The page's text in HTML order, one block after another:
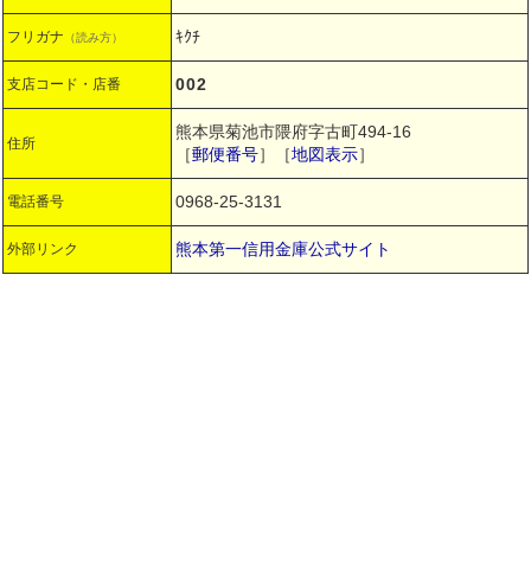
フリガナ （読み方） ｷｸﾁ
支店コード・店番 002
住所
熊本県菊池市隈府字古町494-16
［郵便番号］［地図表示］
電話番号 0968-25-3131
外部リンク 熊本第一信用金庫公式サイト